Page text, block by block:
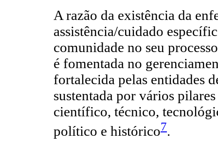
A razão da existência da
assistência/cuidado
comunidade no seu
é fomentada no
fortalecida pelas entidades
sustentada por vários
científico, técnico,
político e histórico7.